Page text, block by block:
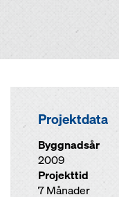
Projektdata
Byggnadsår
2009
Projekttid
7 Månader